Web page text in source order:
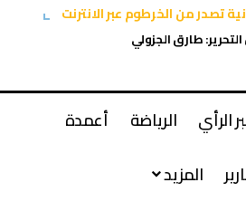
تصدر من الخرطوم عبر الانترنت
طارق الجزولي
الرأي الرياضة
أعمدة
المزيد